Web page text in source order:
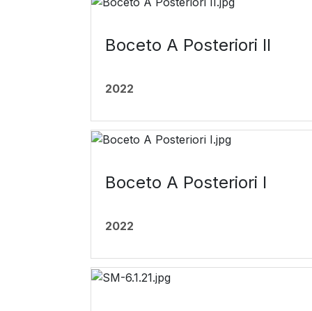
Boceto A Posteriori II
2022
Boceto A Posteriori I
2022